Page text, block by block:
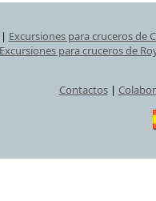
Excursiones para cruceros de
Excursiones para cruceros de
Contactos|